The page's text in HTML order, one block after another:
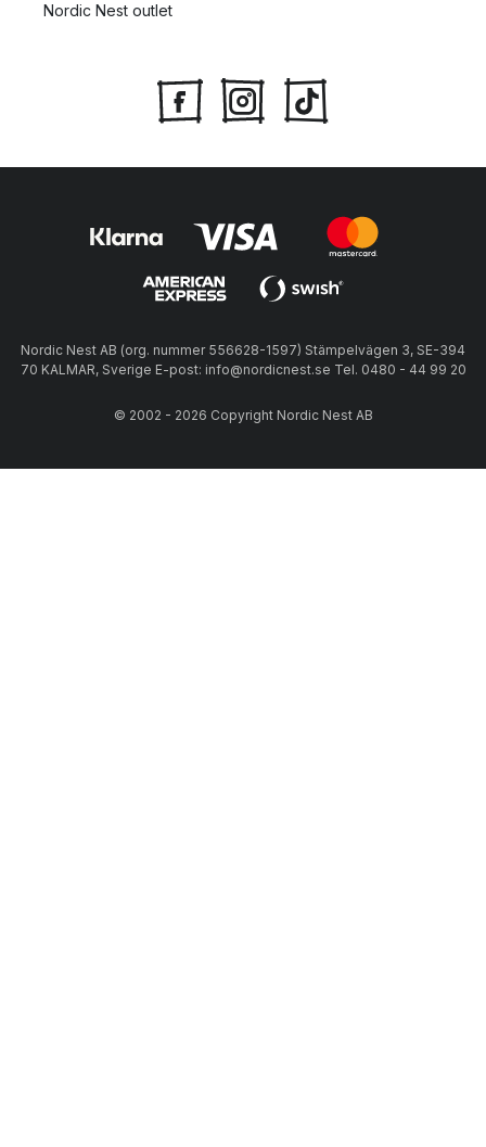
Nordic Nest outlet
Nordic Nest AB (org. nummer 556628-1597) Stämpelvägen 3, SE-394
70 KALMAR, Sverige E-post: info@nordicnest.se Tel. 0480 - 44 99 20
© 2002 - 2026 Copyright Nordic Nest AB